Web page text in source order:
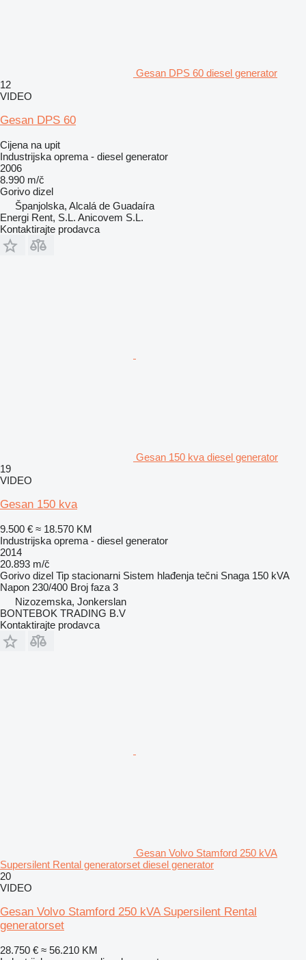
Gesan DPS 60 diesel generator
12
VIDEO
Gesan DPS 60
Cijena na upit
Industrijska oprema - diesel generator
2006
8.990 m/č
Gorivo dizel
Španjolska, Alcalá de Guadaíra
Energi Rent, S.L. Anicovem S.L.
Kontaktirajte prodavca
Gesan 150 kva diesel generator
19
VIDEO
Gesan 150 kva
9.500 € ≈ 18.570 KM
Industrijska oprema - diesel generator
2014
20.893 m/č
Gorivo dizel Tip stacionarni Sistem hlađenja tečni Snaga 150 kVA
Napon 230/400 Broj faza 3
Nizozemska, Jonkerslan
BONTEBOK TRADING B.V
Kontaktirajte prodavca
Gesan Volvo Stamford 250 kVA
Supersilent Rental generatorset diesel generator
20
VIDEO
Gesan Volvo Stamford 250 kVA Supersilent Rental
generatorset
28.750 € ≈ 56.210 KM